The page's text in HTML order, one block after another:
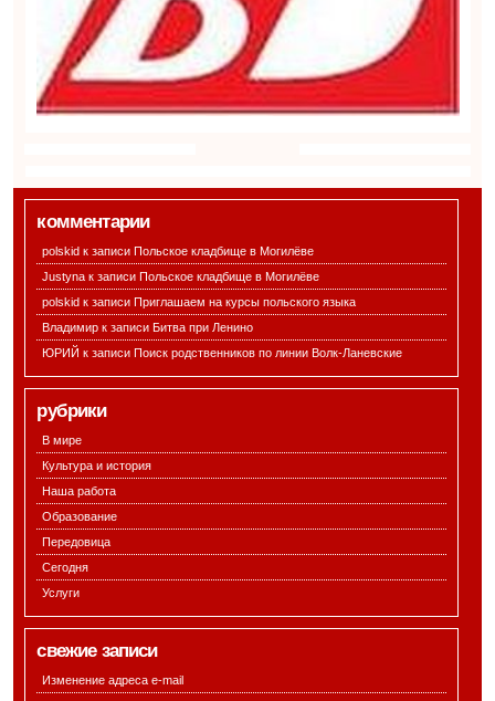
комментарии
polskid к записиПольское кладбище в Могилёве
Justyna к записиПольское кладбище в Могилёве
polskid к записиПриглашаем на курсы польского языка
Владимир к записи Битва при Ленино
ЮРИЙ к записиПоиск родственников по линии Волк-Ланевские
рубрики
В мире
Культура и история
Наша работа
Образование
Передовица
Сегодня
Услуги
свежие записи
Изменение адреса e-mail